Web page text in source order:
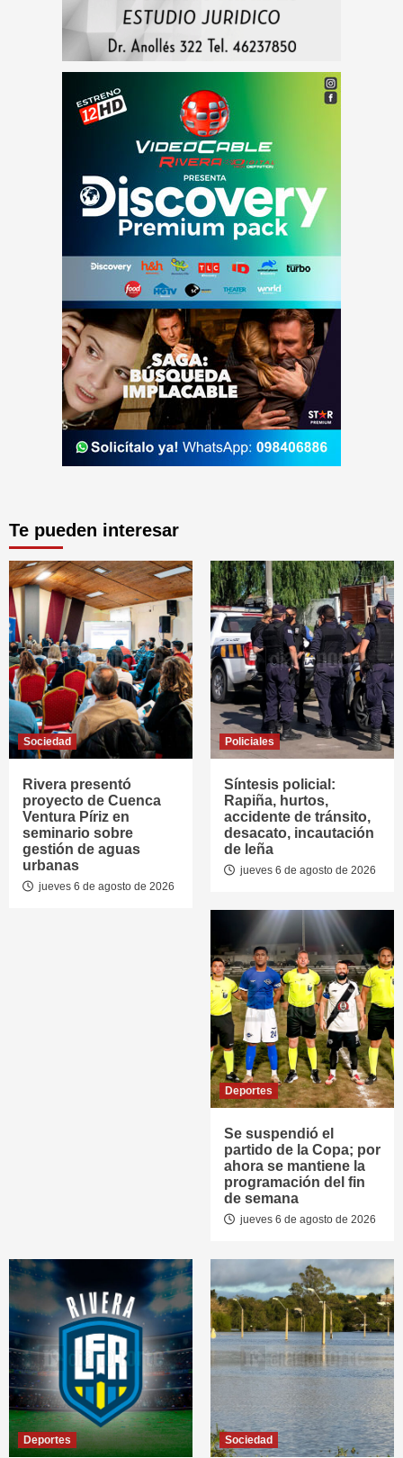
Te pueden interesar
Sociedad
Rivera presentó
proyecto de Cuenca
Ventura Píriz en
seminario sobre
gestión de aguas
urbanas
jueves 6 de agosto de 2026
Policiales
Síntesis policial:
Rapiña, hurtos,
accidente de tránsito,
desacato, incautación
de leña
jueves 6 de agosto de 2026
Deportes
Se suspendió el
partido de la Copa; por
ahora se mantiene la
programación del fin
de semana
jueves 6 de agosto de 2026
Deportes Sociedad